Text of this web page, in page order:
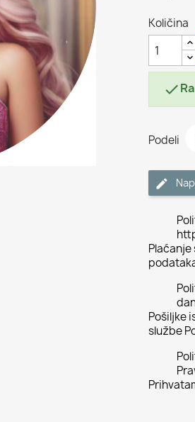
Količina

Podeli
Pošiljke
službe